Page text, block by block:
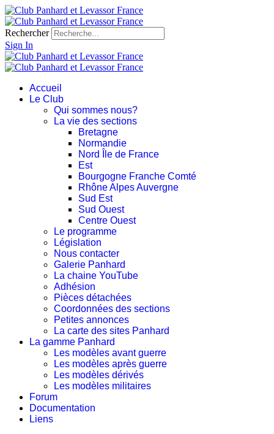
Rechercher
Sign In
Accueil
Le Club
Qui sommes nous?
La vie des sections
Bretagne
Normandie
Nord Île de France
Est
Bourgogne Franche Comté
Rhône Alpes Auvergne
Sud Est
Sud Ouest
Centre Ouest
Le programme
Législation
Nous contacter
Galerie Panhard
La chaine YouTube
Adhésion
Pièces détachées
Coordonnées des sections
Petites annonces
La carte des sites Panhard
La gamme Panhard
Les modèles avant guerre
Les modèles après guerre
Les modèles dérivés
Les modèles militaires
Forum
Documentation
Liens